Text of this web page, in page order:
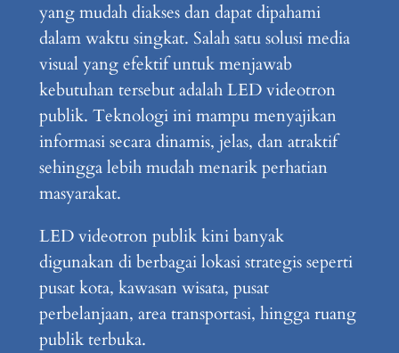
yang mudah diakses dan dapat dipahami
dalam waktu singkat. Salah satu solusi media
visual yang efektif untuk menjawab
kebutuhan tersebut adalah LED videotron
publik. Teknologi ini mampu menyajikan
informasi secara dinamis, jelas, dan atraktif
sehingga lebih mudah menarik perhatian
masyarakat.
LED videotron publik kini banyak
digunakan di berbagai lokasi strategis seperti
pusat kota, kawasan wisata, pusat
perbelanjaan, area transportasi, hingga ruang
publik terbuka.